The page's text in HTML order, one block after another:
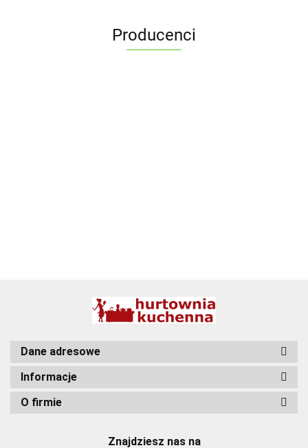
Producenci
Dane adresowe
Informacje
O firmie
Znajdziesz nas na